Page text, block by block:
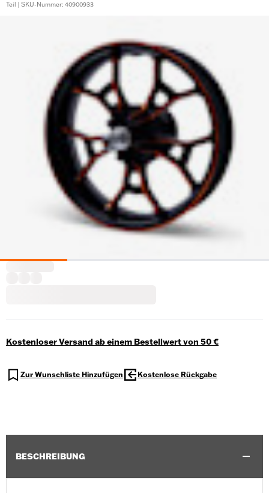
Teil | SKU-Nummer: 40900933
Kostenloser Versand ab einem Bestellwert von 50 €
Zur Wunschliste Hinzufügen Kostenlose Rückgabe
BESCHREIBUNG